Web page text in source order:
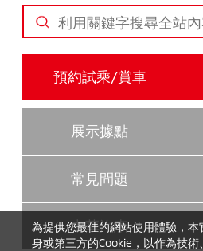
預約試乘/賞車
展示據點
常見問題
中華汽車
為提供您最佳的網站使用體驗，
身或第三方的Cookie，以作為技